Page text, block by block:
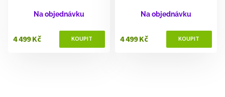
Na objednávku
4 499 Kč
Na objednávku
4 499 Kč